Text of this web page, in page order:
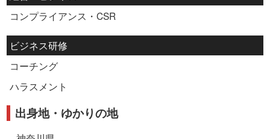
コンプライアンス・CSR
ビジネス研修
コーチング
ハラスメント
出身地・ゆかりの地